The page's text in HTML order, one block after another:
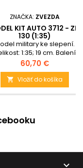
ZNAČKA: ZVEZDA
KIT AUTO 3712 - ZIL
130 (1:35)
military ke slepení.
1:35; 19 cm. Balení
obsahuje: 253 dílků ke
slepení.
Cena
60,70 €
 Vložiť do košíka
